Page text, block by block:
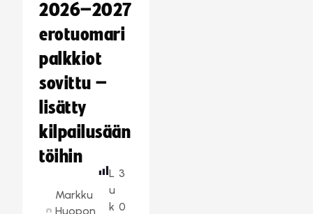
2026–2027
erotuomari
palkkiot
sovittu –
lisätty
kilpailusään
töihin
Markku
Huopon
L
u
k
3
0